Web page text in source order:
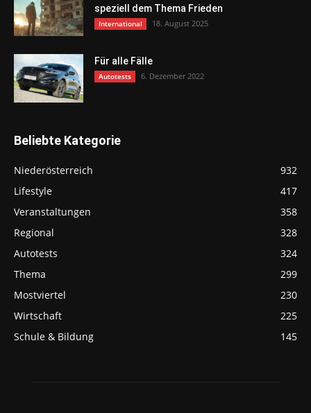
speziell dem Thema Frieden
International 18. August 2025
Für alle Fälle
Autotests 6. Dezember 2022
Beliebte Kategorie
Niederösterreich
932
Lifestyle
417
Veranstaltungen
358
Regional
328
Autotests
324
Thema
299
Mostviertel
230
Wirtschaft
225
Schule & Bildung
145